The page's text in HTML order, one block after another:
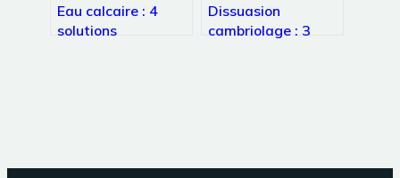
Eau calcaire : 4
solutions
Dissuasion
cambriolage : 3